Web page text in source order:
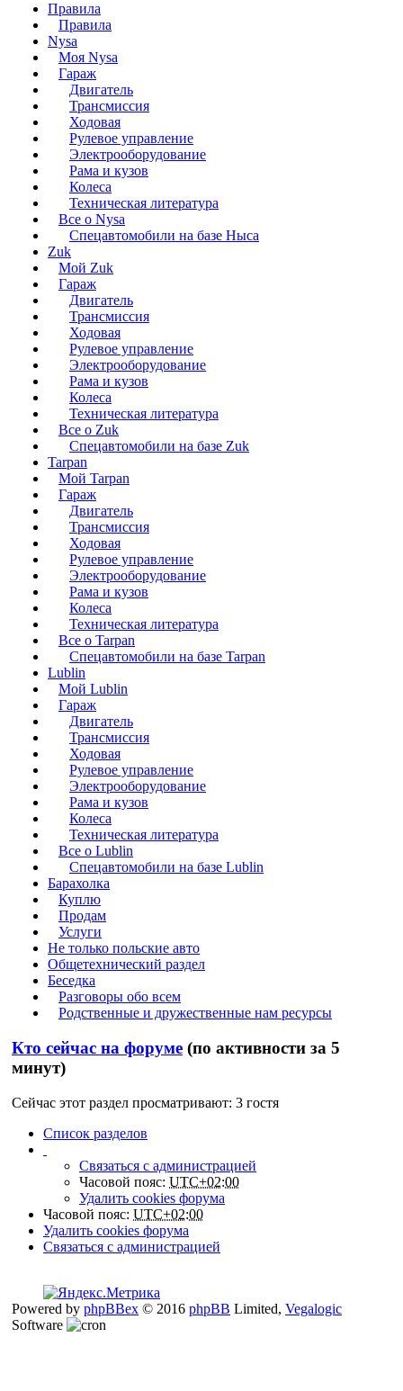
Правила
Правила
Nysa
Моя Nysa
Гараж
Двигатель
Трансмиссия
Ходовая
Рулевое управление
Электрооборудование
Рама и кузов
Колеса
Техническая литература
Все о Nysa
Спецавтомобили на базе Ныса
Zuk
Мой Zuk
Гараж
Двигатель
Трансмиссия
Ходовая
Рулевое управление
Электрооборудование
Рама и кузов
Колеса
Техническая литература
Все о Zuk
Спецавтомобили на базе Zuk
Tarpan
Мой Tarpan
Гараж
Двигатель
Трансмиссия
Ходовая
Рулевое управление
Электрооборудование
Рама и кузов
Колеса
Техническая литература
Все о Tarpan
Спецавтомобили на базе Tarpan
Lublin
Мой Lublin
Гараж
Двигатель
Трансмиссия
Ходовая
Рулевое управление
Электрооборудование
Рама и кузов
Колеса
Техническая литература
Все о Lublin
Спецавтомобили на базе Lublin
Барахолка
Куплю
Продам
Услуги
Не только польские авто
Общетехнический раздел
Беседка
Разговоры обо всем
Родственные и дружественные нам ресурсы
Кто сейчас на форуме (по активности за 5
минут)
Сейчас этот раздел просматривают: 3 гостя
Список разделов
Связаться с администрацией
Часовой пояс: UTC+02:00
Удалить cookies форума
Часовой пояс: UTC+02:00
Удалить cookies форума
Связаться с администрацией
Powered by phpBBex © 2016 phpBB Limited, Vegalogic
Software